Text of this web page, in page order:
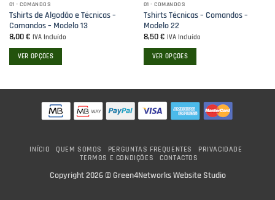
01 - COMANDOS
Tshirts de Algodão e Técnicas –
Comandos – Modelo 13
8,00€ IVA Incluído
VER OPÇÕES
options
01 - COMANDOS
Tshirts Técnicas – Comandos –
Modelo 22
8,50€ IVA Incluído
VER OPÇÕES
multiple
variants.
options
may
be
INÍCIO QUEM SOMOS PERGUNTAS FREQUENTES
PRIVACIDADE
TERMOS E CONDIÇÕES
CONTACTOS
Copyright 2026 © Green4Networks Website Studio